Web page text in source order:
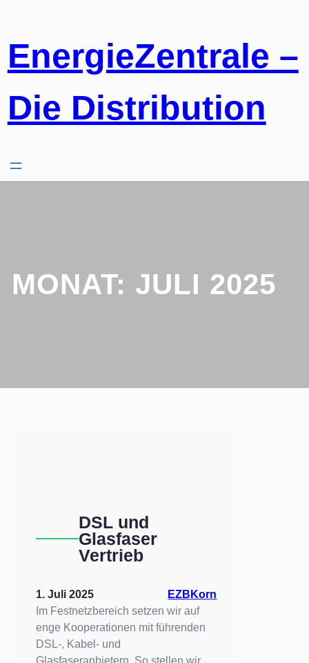
EnergieZentrale –
Die Distribution
MONAT: JULI 2025
DSL und
Glasfaser
Vertrieb
1. Juli 2025
EZBKorn
Im Festnetzbereich setzen wir auf
enge Kooperationen mit führenden
DSL-, Kabel- und
Glasfaseranbietern. So stellen wir